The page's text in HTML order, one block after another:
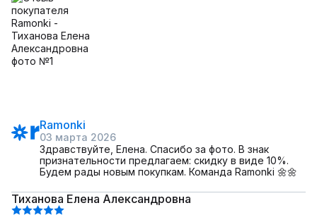
Ramonki
03 марта 2026
Здравствуйте, Елена. Спасибо за фото. В знак
признательности предлагаем: скидку в виде 10%.
Будем рады новым покупкам. Команда Ramonki 🌼🌼
Тиханова Елена Александровна